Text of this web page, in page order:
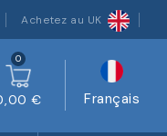
Achetez au UK
0
€ Français